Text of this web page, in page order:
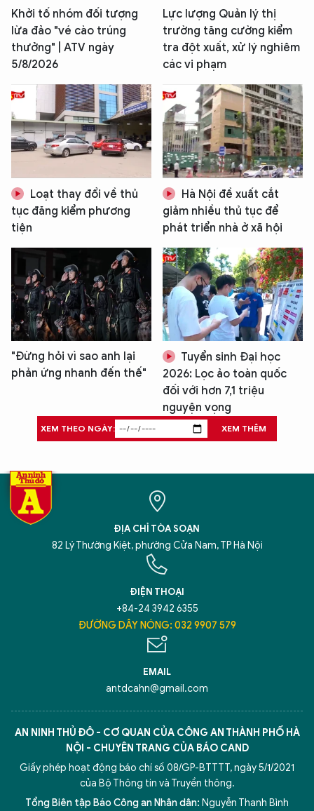
Khởi tố nhóm đối tượng
lừa đảo "vé cào trúng
thưởng" | ATV ngày
5/8/2026
Lực lượng Quản lý thị
trường tăng cường kiểm
tra đột xuất, xử lý nghiêm
các vi phạm
Loạt thay đổi về thủ
tục đăng kiểm phương
tiện
Hà Nội đề xuất cắt
giảm nhiều thủ tục để
phát triển nhà ở xã hội
"Đừng hỏi vì sao anh lại
phản ứng nhanh đến thế"
Tuyển sinh Đại học
2026: Lọc ảo toàn quốc
đối với hơn 7,1 triệu
nguyện vọng
XEM THEO NGÀY: XEM THÊM
ĐỊA CHỈ TÒA SOẠN
82 Lý Thường Kiệt, phường Cửa Nam, TP Hà Nội
ĐIỆN THOẠI
+84-24 3942 6355
ĐƯỜNG DÂY NÓNG: 032 9907 579
EMAIL
antdcahn@gmail.com
AN NINH THỦ ĐÔ - CƠ QUAN CỦA CÔNG AN THÀNH PHỐ HÀ
NỘI - CHUYÊN TRANG CỦA BÁO CAND
Giấy phép hoạt động báo chí số 08/GP-BTTTT, ngày 5/1/2021
của Bộ Thông tin và Truyền thông.
Tổng Biên tập Báo Công an Nhân dân: Nguyễn Thanh Bình